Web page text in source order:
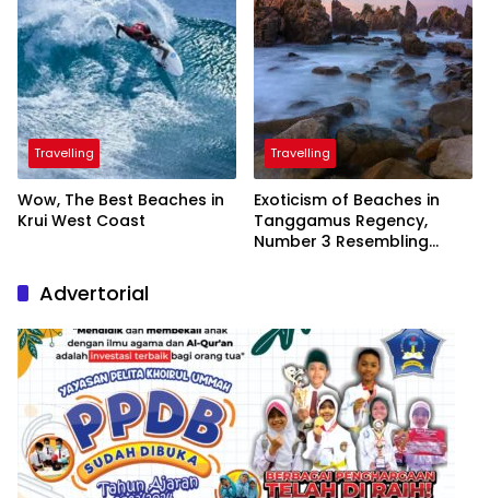
Travelling
Wow, The Best Beaches in
Krui West Coast
Travelling
Exoticism of Beaches in
Tanggamus Regency,
Number 3 Resembling
Advertorial